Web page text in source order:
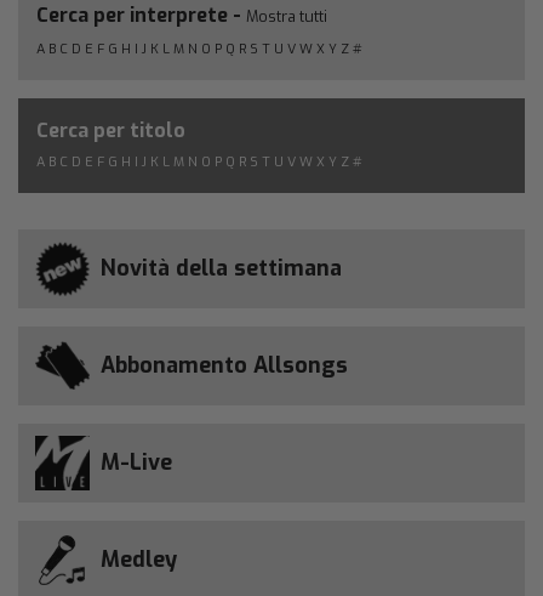
Cerca per interprete - Mostra tutti
A B C D E F G H I J K L M N O P Q R S T U V W X Y Z #
Cerca per titolo
A B C D E F G H I J K L M N O P Q R S T U V W X Y Z #
Novità della settimana
Abbonamento Allsongs
M-Live
Medley